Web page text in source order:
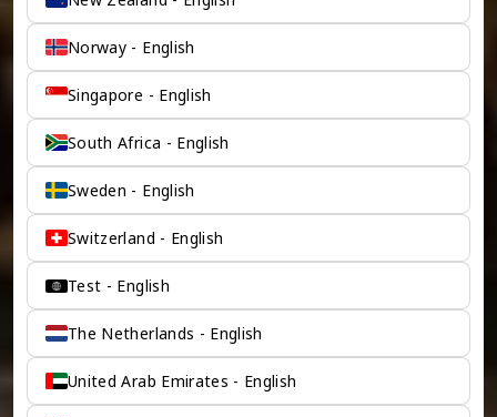
Norway - English
Singapore - English
South Africa - English
Sweden - English
Switzerland - English
Test - English
The Netherlands - English
United Arab Emirates - English